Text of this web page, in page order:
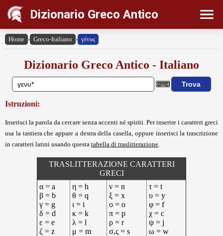
Dizionario Greco Antico
Home › Greco-Italiano › γένυς
Dizionario Greco Antico - Italiano
Istruzioni:
Inserisci la parola da cercare senza accenti né spiriti. Per inserire i caratteri greci
usa la tastiera che appare a destra della casella, oppure inserisci la trascrizione
in caratteri latini usando questa tabella di traslitterazione
TRASLITTERAZIONE CARATTERI
GRECI
α = a
β = b
γ = g
δ = d
ε = e
ζ = z
η = h
θ = q
ι = i
κ = k
λ = l
μ = m
ν = n
ξ = x
ο = o
π = p
ρ = r
σ,ς = s
τ = t
υ = y
φ = f
χ = c
ψ = j
ω = w